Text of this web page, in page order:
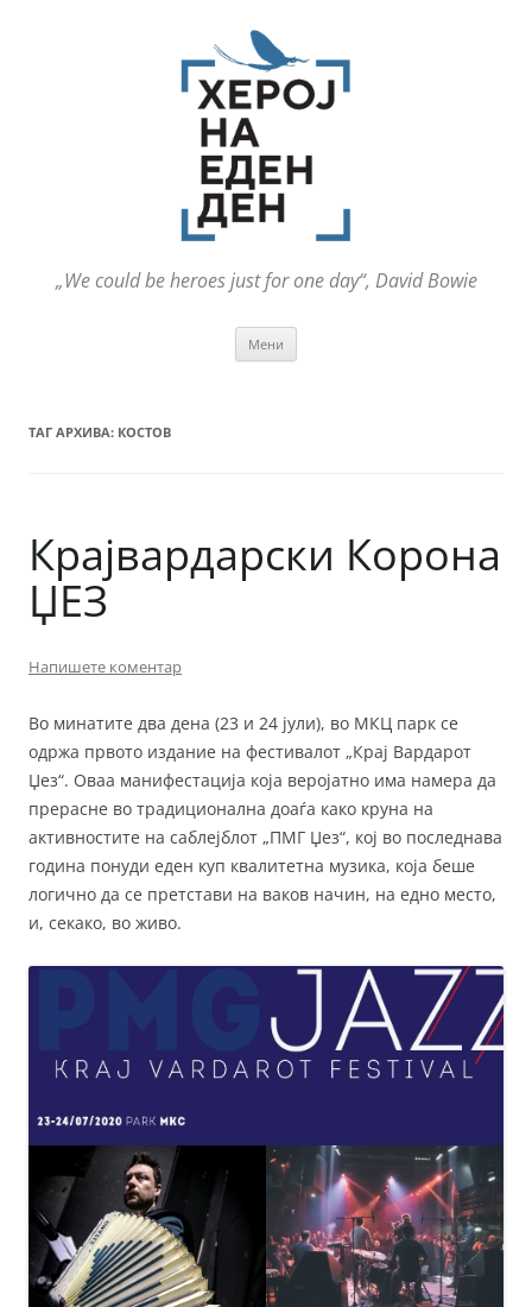
„We could be heroes just for one day“, David Bowie
Мени
ТАГ АРХИВА: КОСТОВ
Крајвардарски Корона
ЏЕЗ
Напишете коментар
Во минатите два дена (23 и 24 јули), во МКЦ парк се
одржа првото издание на фестивалот „Крај Вардарот
Џез“. Оваа манифестација која веројатно има намера да
прерасне во традиционална доаѓа како круна на
активностите на саблејблот „ПМГ Џез“, кој во последнава
година понуди еден куп квалитетна музика, која беше
логично да се претстави на ваков начин, на едно место,
и, секако, во живо.